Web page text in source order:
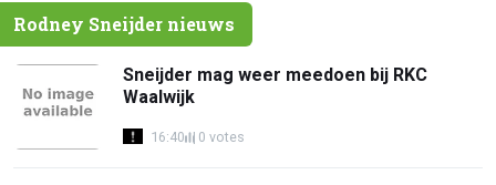
Rodney Sneijder nieuws
Sneijder mag weer meedoen bij RKC
Waalwijk
16:40 0 votes